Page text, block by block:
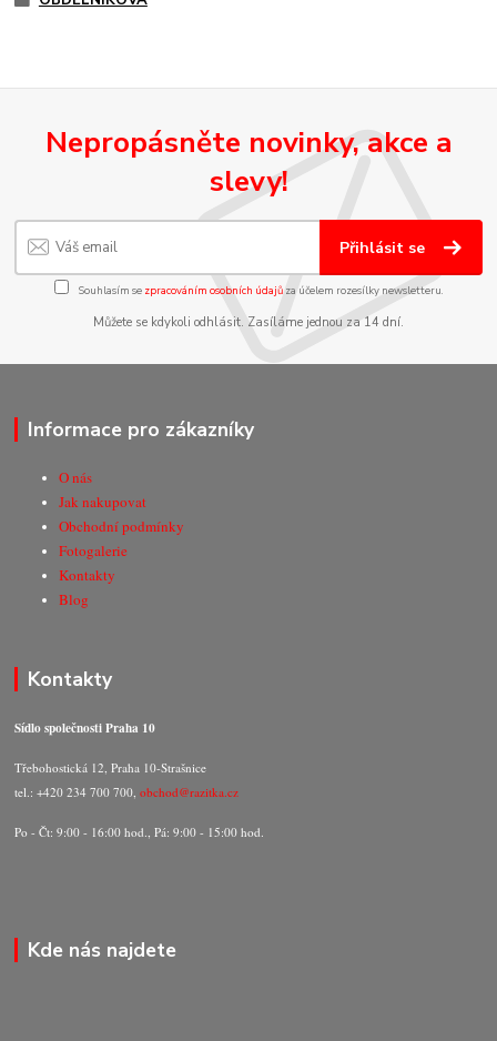
Nepropásněte novinky, akce a
slevy!
Přihlásit se
Souhlasím se zpracováním osobních údajůza účelem rozesílky newsletteru.
Můžete se kdykoli odhlásit. Zasíláme jednou za 14 dní.
Informace pro zákazníky
O nás
Jak nakupovat
Obchodní podmínky
Fotogalerie
Kontakty
Blog
Kontakty
Sídlo společnosti Praha 10
Třebohostická 12, Praha 10-Strašnice
tel.: +420 234 700 700,obchod@razitka.cz
Po - Čt: 9:00 - 16:00 hod., Pá: 9:00 - 15:00 hod.
Kde nás najdete